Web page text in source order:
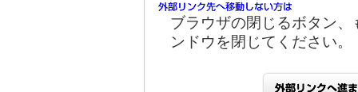
ブラウザの閉じるボタン
ンドウを閉じてください。